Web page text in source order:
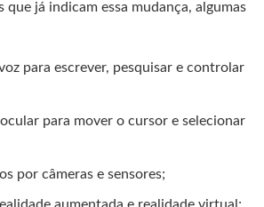
que já indicam essa mudança, algumas
para escrever, pesquisar e controlar
para mover o cursor e selecionar
por câmeras e sensores;